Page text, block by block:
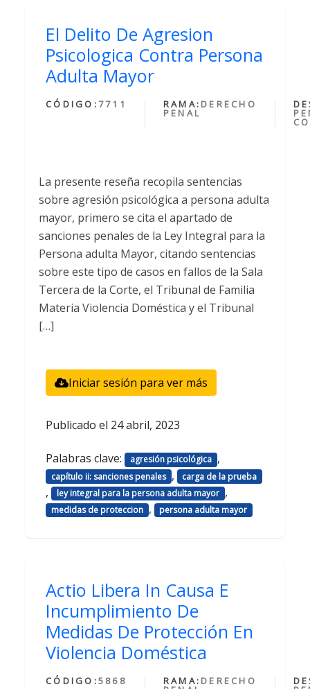
El Delito De Agresion
Psicologica Contra Persona
Adulta Mayor
CÓDIGO: 7711 RAMA: DERECHO
PENAL
La presente reseña recopila sentencias
sobre agresión psicológica a persona adulta
mayor, primero se cita el apartado de
sanciones penales de la Ley Integral para la
Persona adulta Mayor, citando sentencias
sobre este tipo de casos en fallos de la Sala
Tercera de la Corte, el Tribunal de Familia
Materia Violencia Doméstica y el Tribunal
[…]
Iniciar sesión para ver más
Publicado el 24 abril, 2023
Palabras clave: agresión psicológica ,
capítulo ii: sanciones penales , carga de la prueba
, ley integral para la persona adulta mayor ,
medidas de proteccion , persona adulta mayor
Actio Libera In Causa E
Incumplimiento De
Medidas De Protección En
Violencia Doméstica
CÓDIGO:5868 RAMA: DERECHO